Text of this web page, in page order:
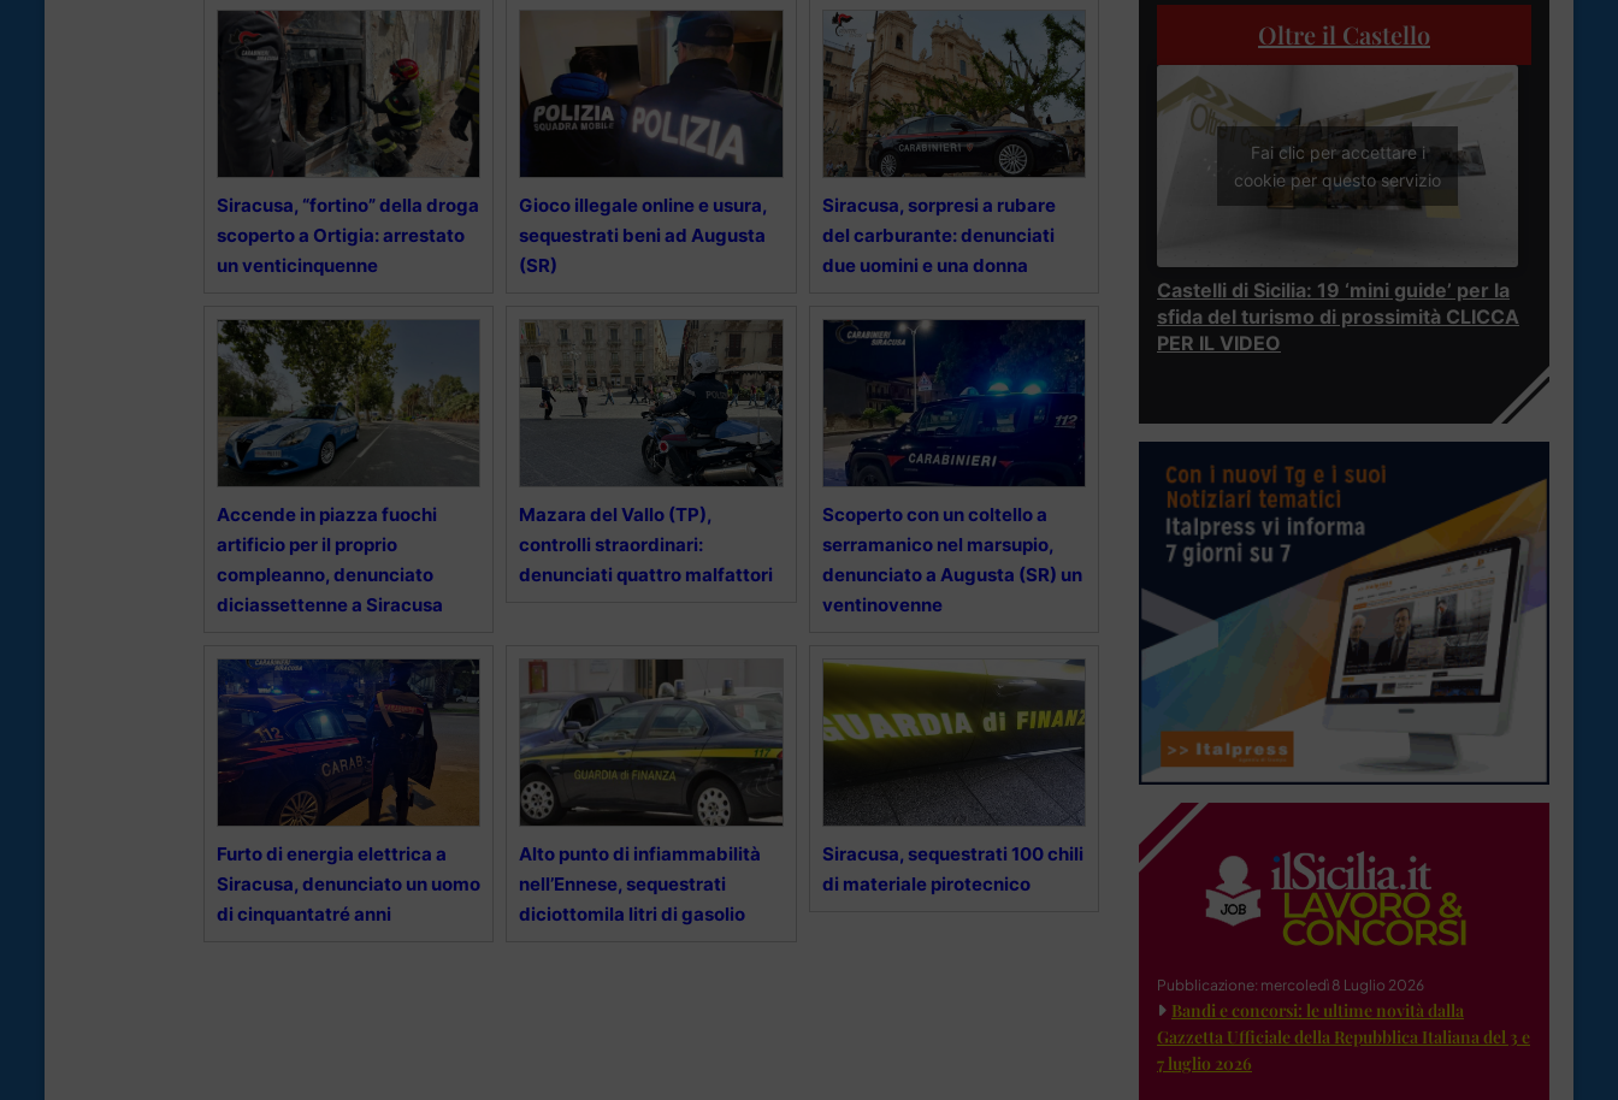
Siracusa, “fortino” della droga
scoperto a Ortigia: arrestato
un venticinquenne
Gioco illegale online e usura,
sequestrati beni ad Augusta
(SR)
Siracusa, sorpresi a rubare
del carburante: denunciati
due uomini e una donna
Accende in piazza fuochi
artificio per il proprio
compleanno, denunciato
diciassettenne a Siracusa
Mazara del Vallo (TP),
controlli straordinari:
denunciati quattro malfattori
Scoperto con un coltello a
serramanico nel marsupio,
denunciato a Augusta (SR) un
ventinovenne
Furto di energia elettrica a
Siracusa, denunciato un uomo
di cinquantatré anni
Alto punto di infiammabilità
nell’Ennese, sequestrati
diciottomila litri di gasolio
Siracusa, sequestrati 100 chili
di materiale pirotecnico
Oltre il Castello
Fai clic per accettare i
cookie per questo servizio
Castelli di Sicilia: 19 ‘mini guide’ per la
sfida del turismo di prossimità CLICCA
PER IL VIDEO
Pubblicazione: mercoledì 8 Luglio 2026
Bandi e concorsi: le ultime novità dalla
Gazzetta Ufficiale della Repubblica Italiana del 3 e
7 luglio 2026